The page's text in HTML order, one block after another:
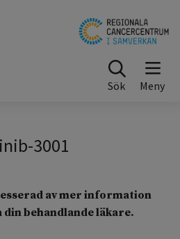
Sök
3001
av mer information
behandlande läkare.